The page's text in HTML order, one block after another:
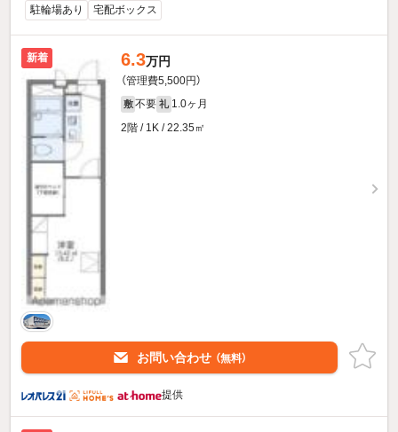
駐輪場あり
宅配ボックス
新着 6.3万円
（管理費5,500円）
敷 不要 礼 1.0ヶ月
2階 / 1K / 22.35㎡
お問い合わせ （無料）
提供